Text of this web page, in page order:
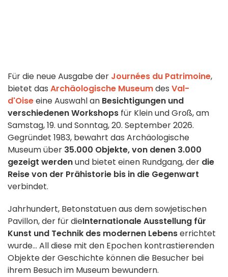
Für die neue Ausgabe der Journées du Patrimoine,
bietet das Archäologische Museumdes Val-
d'Oiseeine Auswahl an Besichtigungen und
verschiedenen Workshops für Klein und Groß, am
Samstag, 19. und Sonntag, 20. September 2026.
Gegründet 1983, bewahrt das Archäologische
Museum über 35.000 Objekte, von denen 3.000
gezeigt werdenund bietet einen Rundgang, der die
Reise von der Prähistorie bis in die Gegenwart
verbindet.
Jahrhundert, Betonstatuen aus dem sowjetischen
Pavillon, der für dieInternationale Ausstellung für
Kunst und Technik des modernen Lebenserrichtet
wurde... All diese mit den Epochen kontrastierenden
Objekte der Geschichte können die Besucher bei
ihrem Besuch im Museum bewundern.